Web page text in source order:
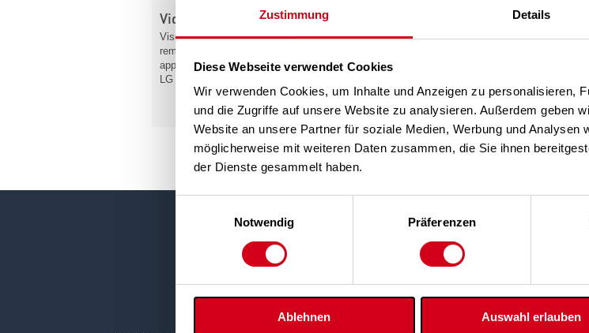
Zustimmung Details
Diese Webseite verwendet Cookies
Wir verwenden Cookies, um Inhalte und Anzeigen zu personalisieren,
und die Zugriffe auf unsere Website zu analysieren. Außerdem geben
Website an unsere Partner für soziale Medien, Werbung und Analysen
möglicherweise mit weiteren Daten zusammen, die Sie ihnen
der Dienste gesammelt haben.
Notwendig
Präferenzen
Ablehnen Auswahl erlauben
Vidéos – Commande
Visualisez nos vidéos au sujet du
remplacement des filtres de vos
appareils de ventilation LG 150 et
LG 250A.
des filtres
remplacement des filtres de vos
LG 250A.Plus »
Filtres
filtration
nouvelle
ISO
RÉFÉRENCES